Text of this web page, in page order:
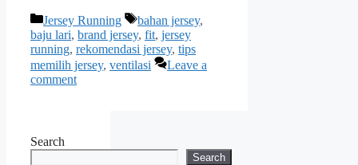
Categories
Jersey Running Tags
bahan jersey,
baju lari, brand jersey, fit, jersey
running, rekomendasi jersey, tips
memilih jersey, ventilasi
Leave a
comment
Search
Search